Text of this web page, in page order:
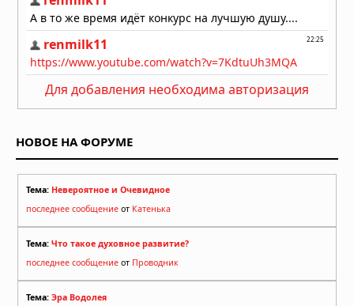
которое ждало своего часа десять
лет
Ученые из Калифорнийского
технологического института нашли
доказательства “Что-то
катастрофическое” Случилось с
02.08.2026 в 09:15
Для добавления необходима авторизация
НОВОЕ НА ФОРУМЕ
Тема: Невероятное и Очевидное
последнее сообщение от Катенька
Тема: Что такое духовное развитие?
последнее сообщение от Проводник
Тема: Эра Водолея